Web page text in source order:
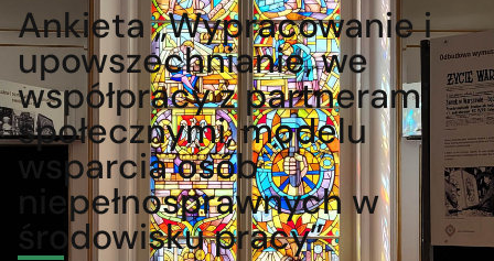
Ankieta „Wypracowanie i
upowszechnianie, we
współpracy z partnerami
społecznymi, modelu
wsparcia osób
niepełnosprawnych w
środowisku pracy”